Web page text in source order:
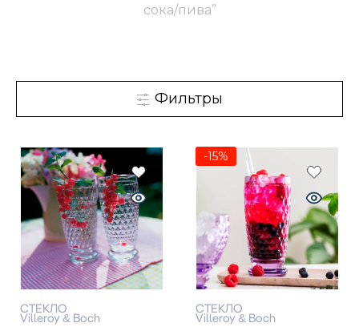
сока/пива”
Фильтры
СТЕКЛО
Villeroy & Boch
-15%
СТЕКЛО
Villeroy & Boch